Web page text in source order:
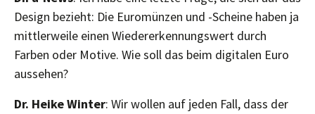
Design bezieht: Die Euromünzen und -Scheine haben ja
mittlerweile einen Wiedererkennungswert durch
Farben oder Motive. Wie soll das beim digitalen Euro
aussehen?
Dr. Heike Winter: Wir wollen auf jeden Fall, dass der